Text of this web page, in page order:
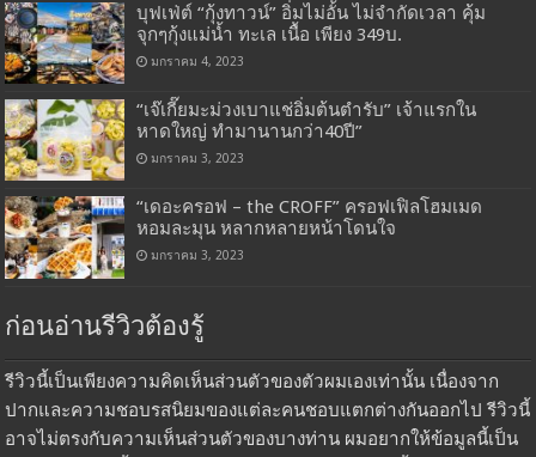
บุฟเฟ่ต์ “กุ้งทาวน์” อิ่มไม่อั้น ไม่จำกัดเวลา คุ้ม
จุกๆกุ้งแม่น้ำ ทะเล เนื้อ เพียง 349บ.
มกราคม 4, 2023
“เจ๊เกี๊ยมะม่วงเบาแช่อิ่มต้นตำรับ” เจ้าแรกใน
หาดใหญ่ ทำมานานกว่า40ปี”
มกราคม 3, 2023
“เดอะครอฟ – the CROFF” ครอฟเฟิลโฮมเมด
หอมละมุน หลากหลายหน้าโดนใจ
มกราคม 3, 2023
ก่อนอ่านรีวิวต้องรู้
รีวิวนี้เป็นเพียงความคิดเห็นส่วนตัวของตัวผมเองเท่านั้น เนื่องจาก
ปากและความชอบรสนิยมของแต่ละคนชอบแตกต่างกันออกไป รีวิวนี้
อาจไม่ตรงกับความเห็นส่วนตัวของบางท่าน ผมอยากให้ข้อมูลนี้เป็น